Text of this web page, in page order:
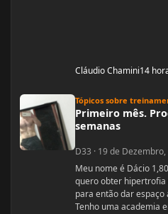
Cláudio Chamini14
Tópicos sobre
Primeiro mês.
semanas
D33 · 19 de
Meu nome é Dácio 1,80 de altura com 70kg A princípio
quero obter hipertrofia
para então dar
Tenho uma academia em casa. A